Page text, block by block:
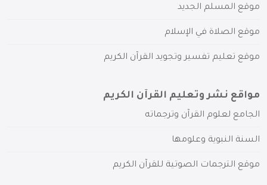
موقع المسلم الجديد
موقع الصلاة في الإسلام
موقع تعليم تفسير وتجويد القرآن الكريم
مواقع نشر وتعليم القرآن الكريم
الجامع لعلوم القرآن وترجماته
السنة النبوية وعلومها
موقع الترجمات الصوتية للقرآن الكريم